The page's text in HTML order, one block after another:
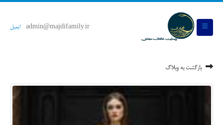
admin@majdifamily.ir ایمیل
بازگشت به وبلاگ